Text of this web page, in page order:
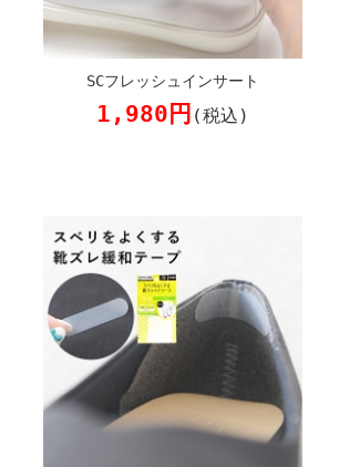
SCフレッシュインサート
1,980円 (税込)